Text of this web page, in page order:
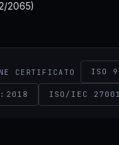
2065)
CERTIFICATO ISO
ISO/IEC